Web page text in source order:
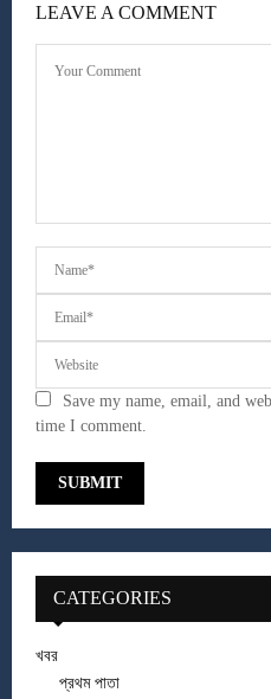
LEAVE A COMMENT
Save my name, email, and
time I comment.
CATEGORIES
খবর
প্রথম পাতা